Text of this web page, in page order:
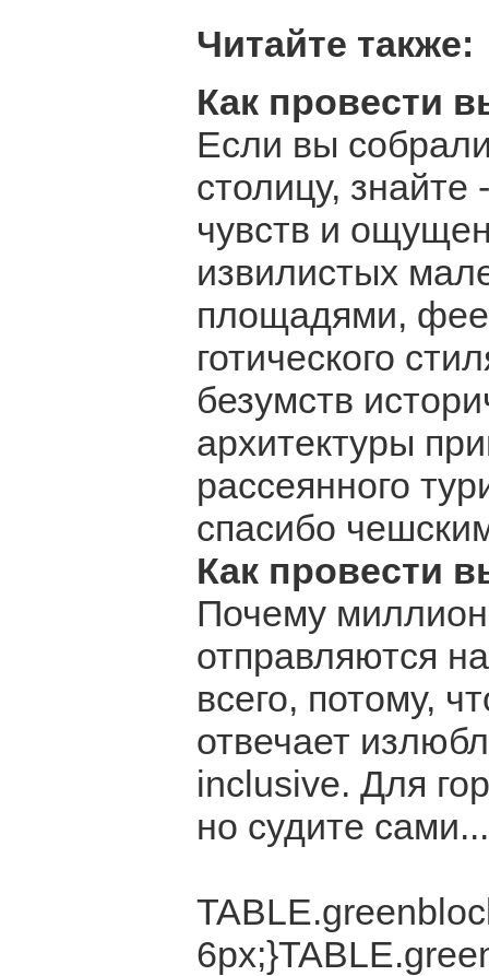
Читайте также:
Как провести
Если вы
столицу, знайте
чувств и
извилистых
площадями,
готического
безумств
архитектуры
рассеянного
спасибо
Как провести
Почему
отправляются
всего, потому,
отвечает
inclusive. Для
но судите сами...